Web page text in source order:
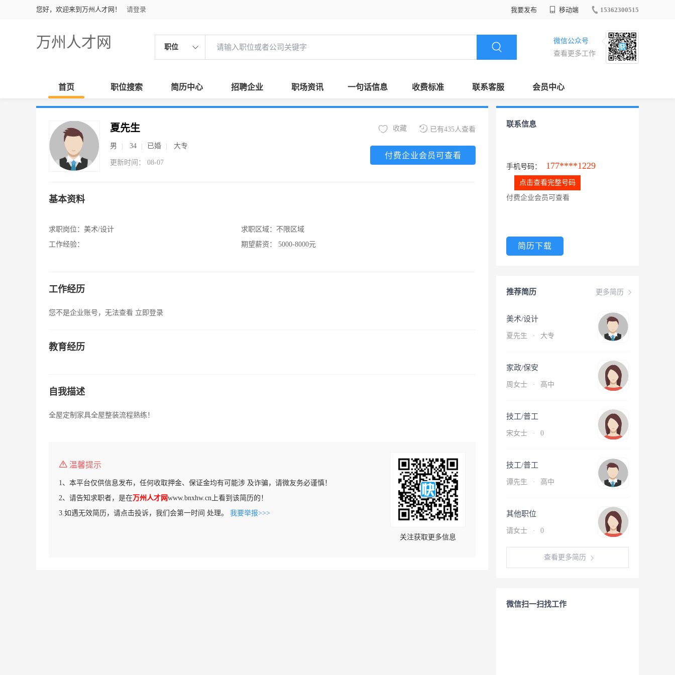
您好，欢迎来到万州人才网！ 请登录 我要发布 移动端 15362300515
万州人才网 职位
微信公众号
查看更多工作
首页 职位搜索 简历中心 招聘企业 职场资讯 一句话信息 收费标准 联系客服 会员中心
夏先生
男 34 已婚 大专
更新时间： 08-07
已有435人查看
收藏
付费企业会员可查看
基本资料
求职岗位： 美术/设计
工作经验：
求职区域： 不限区域
期望薪资：
5000-8000元
工作经历
您不是企业账号，无法查看 立即登录
教育经历
自我描述
全屋定制家具全屋整装流程熟练！
温馨提示
1、本平台仅供信息发布，任何收取押金、保证金均有可能涉 及诈骗，请微友务必谨慎！
2、请告知求职者，是在万州人才网www.bnxhw.cn上看到该简历的！
3.如遇无效简历，请点击投诉，我们会第一时间 处理。 我要举报>>>
关注获取更多信息
联系信息
手机号码： 177****1229
点击查看完整号码
付费企业会员可查看
简历下载
更多简历
推荐简历
美术/设计
夏先生 · 大专
家政/保安
周女士 · 高中
技工/普工
宋女士 · 0
技工/普工
谭先生 · 高中
其他职位
请女士 · 0
查看更多简历
微信扫一扫找工作